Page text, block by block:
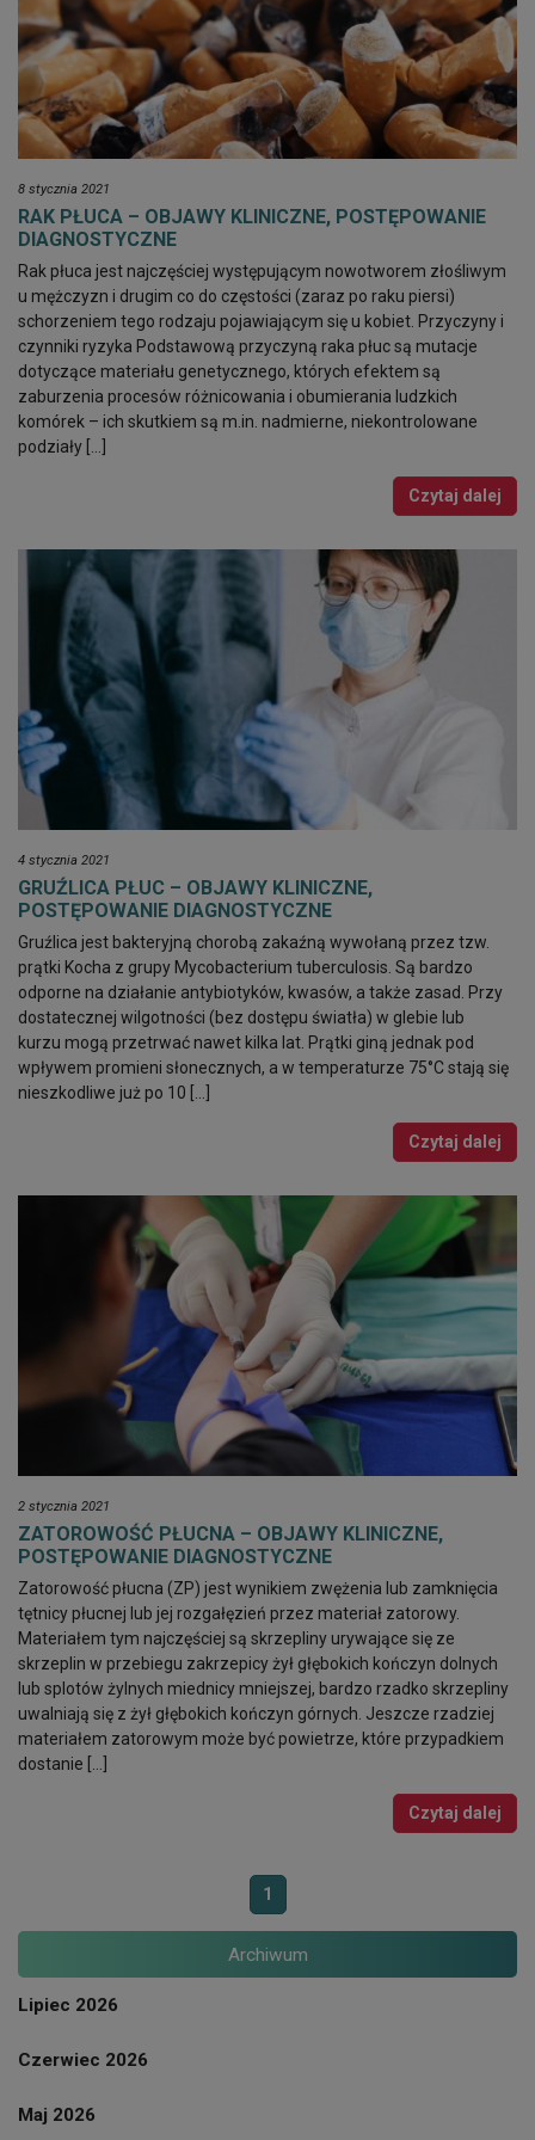
8 stycznia 2021
RAK PŁUCA – OBJAWY KLINICZNE, POSTĘPOWANIE
DIAGNOSTYCZNE
Rak płuca jest najczęściej występującym nowotworem złośliwym
u mężczyzn i drugim co do częstości (zaraz po raku piersi)
schorzeniem tego rodzaju pojawiającym się u kobiet. Przyczyny i
czynniki ryzyka Podstawową przyczyną raka płuc są mutacje
dotyczące materiału genetycznego, których efektem są
zaburzenia procesów różnicowania i obumierania ludzkich
komórek – ich skutkiem są m.in. nadmierne, niekontrolowane
podziały […]
Czytaj dalej
4 stycznia 2021
GRUŹLICA PŁUC – OBJAWY KLINICZNE,
POSTĘPOWANIE DIAGNOSTYCZNE
Gruźlica jest bakteryjną chorobą zakaźną wywołaną przez tzw.
prątki Kocha z grupy Mycobacterium tuberculosis. Są bardzo
odporne na działanie antybiotyków, kwasów, a także zasad. Przy
dostatecznej wilgotności (bez dostępu światła) w glebie lub
kurzu mogą przetrwać nawet kilka lat. Prątki giną jednak pod
wpływem promieni słonecznych, a w temperaturze 75°C stają się
nieszkodliwe już po 10 […]
Czytaj dalej
2 stycznia 2021
ZATOROWOŚĆ PŁUCNA – OBJAWY KLINICZNE,
POSTĘPOWANIE DIAGNOSTYCZNE
Zatorowość płucna (ZP) jest wynikiem zwężenia lub zamknięcia
tętnicy płucnej lub jej rozgałęzień przez materiał zatorowy.
Materiałem tym najczęściej są skrzepliny urywające się ze
skrzeplin w przebiegu zakrzepicy żył głębokich kończyn dolnych
lub splotów żylnych miednicy mniejszej, bardzo rzadko skrzepliny
uwalniają się z żył głębokich kończyn górnych. Jeszcze rzadziej
materiałem zatorowym może być powietrze, które przypadkiem
dostanie […]
Czytaj dalej
1
Archiwum
Lipiec 2026
Czerwiec 2026
Maj 2026